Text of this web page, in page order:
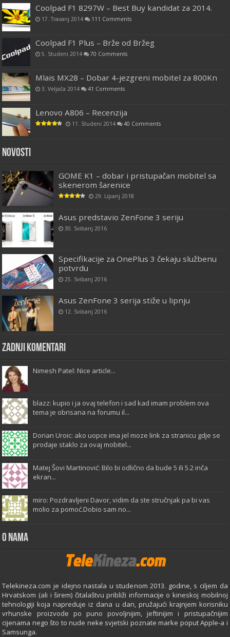
Coolpad F1 8297W – Best Buy kandidat za 2014.
17. Travanj 2014 111 Comments
Coolpad F1 Plus – Brže od Bržeg
5. Studeni 2014 70 Comments
Mlais MX28 – Dobar 4-jezgreni mobitel za 800Kn
3. Veljača 2014 41 Comments
Lenovo A806 – Recenzija
11. Studeni 2014 40 Comments
Novosti
GOME K1 – dobar i pristupačan mobitel sa
skenerom šarenice
29. Lipanj 2018
Asus predstavio ZenFone 3 seriju
30. Svibanj 2016
Specifikacije za OnePlus 3 čekaju službenu
potvrdu
25. Svibanj 2016
Asus ZenFone 3 serija stiže u lipnju
12. Svibanj 2016
Zadnji komentari
Nimesh Patel: Nice article...
blazz: kupio i ja ovaj telefon i sad kad imam problem ova
tema je obrisana na forumu il...
Dorian Uroic: ako uopce ima jel moze link za stranicu gdje se
prodaje staklo za ovaj mobitel...
Matej Šovi Martinović: Bilo bi odlično da bude 5 ili 5.2 inča
ekran...
miro: Pozdravljeni Davor, vidim da ste stručnjak pa bi vas
molio za pomoć.Dobio sam no...
O Nama
Telekineza.com je idejno nastala u studenom 2013. godine, s ciljem da
Hrvatskom (ali i širem) čitalaštvu približi informacije o kineskoj mobilnoj
tehnologiji koja napreduje iz dana u dan, pružajući krajnjem korisniku
vrhunske proizvode po puno povoljnijim, jeftinijim i pristupačnijim
cijenama nego što to nude neke svjetski poznate marke poput Apple-a i
Samsunga.